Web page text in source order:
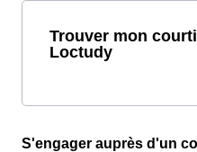
Trouver mon
Loctudy
S'engager auprès d'un